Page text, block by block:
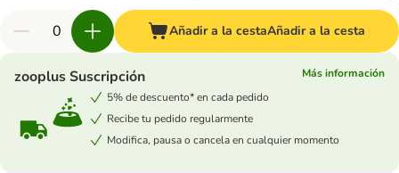
Añadir a la cestaAñadir a la cesta
zooplus Suscripción
Más información
5% de descuento* en cada pedido
Recibe tu pedido regularmente
Modifica, pausa o cancela en cualquier momento